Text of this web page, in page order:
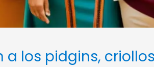
a los pidgins,